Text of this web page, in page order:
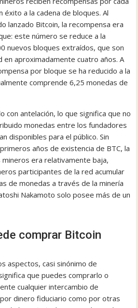
éxito a la cadena de bloques. Al
lanzado Bitcoin, la recompensa era
este número se reduce a la
nuevos bloques extraídos, que son
en aproximadamente cuatro años. A
por bloque se ha reducido a la
comprende 6,25 monedas de
con antelación, lo que significa que no
monedas entre los fundadores
disponibles para el público. Sin
años de existencia de BTC, la
era relativamente baja,
participantes de la red acumular
de monedas a través de la minería
Nakamoto solo posee más de un
comprar Bitcoin
aspectos, casi sinónimo de
que puedes comprarlo o
cualquier intercambio de
dinero fiduciario como por otras